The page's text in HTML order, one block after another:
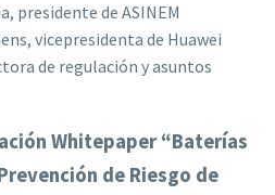
presidente de ASINEM
vicepresidenta de Huawei
de regulación y asuntos
Whitepaper “Baterías
de Riesgo de